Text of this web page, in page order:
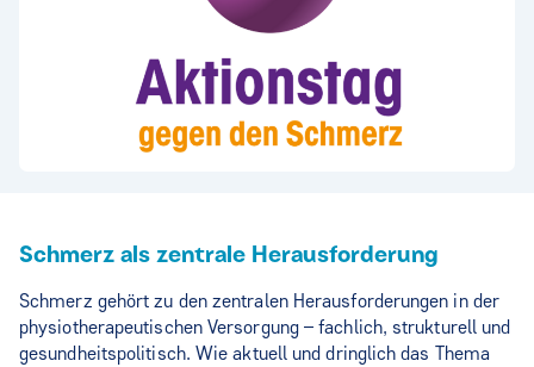
Schmerz als zentrale Herausforderung
Schmerz gehört zu den zentralen Herausforderungen in der
physiotherapeutischen Versorgung – fachlich, strukturell und
gesundheitspolitisch. Wie aktuell und dringlich das Thema